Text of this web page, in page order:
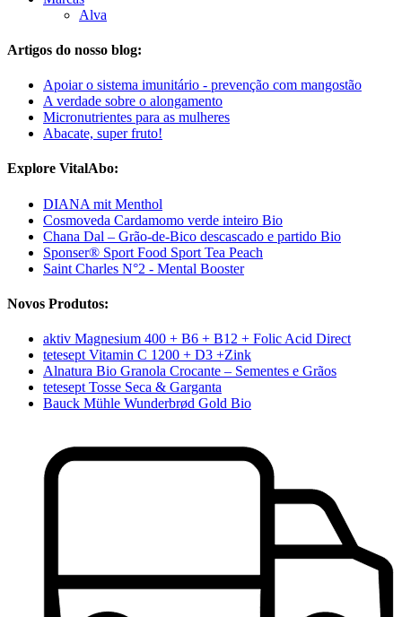
Alva
Artigos do nosso blog:
Apoiar o sistema imunitário - prevenção com mangostão
A verdade sobre o alongamento
Micronutrientes para as mulheres
Abacate, super fruto!
Explore VitalAbo:
DIANA mit Menthol
Cosmoveda Cardamomo verde inteiro Bio
Chana Dal – Grão-de-Bico descascado e partido Bio
Sponser® Sport Food Sport Tea Peach
Saint Charles N°2 - Mental Booster
Novos Produtos:
aktiv Magnesium 400 + B6 + B12 + Folic Acid Direct
tetesept Vitamin C 1200 + D3 +Zink
Alnatura Bio Granola Crocante – Sementes e Grãos
tetesept Tosse Seca & Garganta
Bauck Mühle Wunderbrød Gold Bio